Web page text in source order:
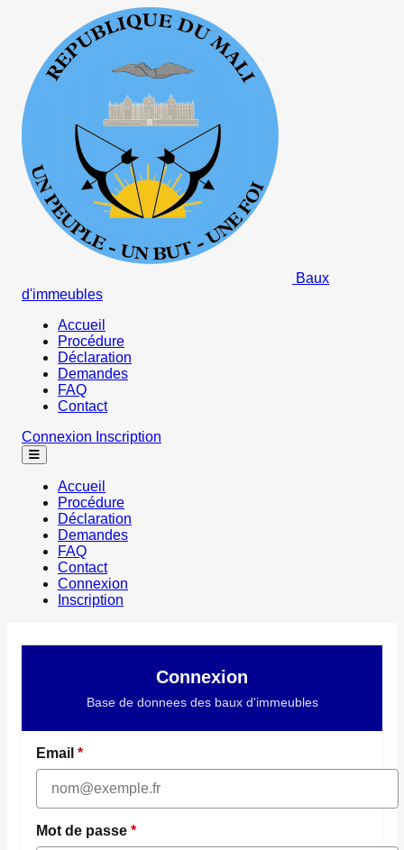
Baux
d'immeubles
Accueil
Procédure
Déclaration
Demandes
FAQ
Contact
Connexion Inscription
Accueil
Procédure
Déclaration
Demandes
FAQ
Contact
Connexion
Inscription
Connexion
Base de donnees des baux d'immeubles
Email
Mot de passe